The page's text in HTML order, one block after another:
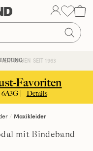
SEIT 1963
Favoriten
| Details
Maxikleider
mit Bindeband